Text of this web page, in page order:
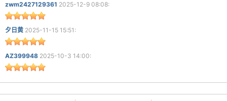
zwm2427129361 2025-12-9 08:08:
夕日黄 2025-11-15 15:51:
AZ399948 2025-10-3 14:00: